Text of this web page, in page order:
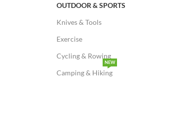
OUTDOOR & SPORTS
Knives & Tools
Exercise
Cycling & Rowing
Camping & Hiking
NEW